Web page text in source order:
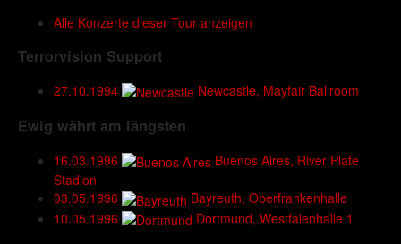
Alle Konzerte dieser Tour anzeigen
Terrorvision Support
27.10.1994 Newcastle, Mayfair Ballroom
Ewig währt am längsten
16.03.1996
Buenos Aires, River Plate
Stadion
03.05.1996
Bayreuth, Oberfrankenhalle
10.05.1996
Dortmund, Westfalenhalle 1